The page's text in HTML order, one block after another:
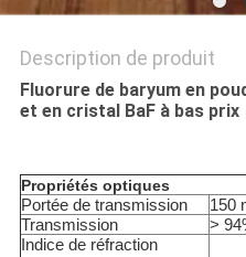
PLAN
DU
SITE
POLITIQUE
DE
Description de produit
Fluorure de baryum en
et en cristal BaF à bas prix
Propriétés optiques
Portée de transmission
150
Transmission
>
Indice de réfraction